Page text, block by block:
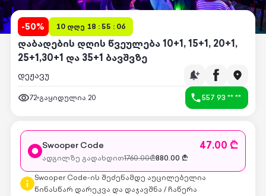
-50% 10 დღე 18 : 55 : 06
დაბადების დღის წვეულება 10+1, 15+1, 20+1,
25+1,30+1 და 35+1 ბავშვზე
დეჟავუ
72 გაყიდულია 20 557 93 ** **
Swooper Code 47.00 ₾
ადგილზე გადახდით1760.00₾880.00 ₾
Swooper Code-ის შეძენამდე აუცილებელია
წინასწარ დარეკვა და დაჯავშნა / ჩაწერა